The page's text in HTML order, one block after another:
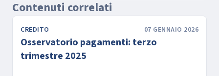
Contenuti correlati
CREDITO 07 GENNAIO 2026
Osservatorio pagamenti: terzo
trimestre 2025